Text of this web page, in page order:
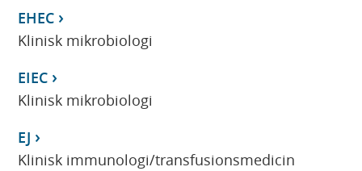
EHEC
Klinisk mikrobiologi
EIEC
Klinisk mikrobiologi
EJ
Klinisk immunologi/transfusionsmedicin